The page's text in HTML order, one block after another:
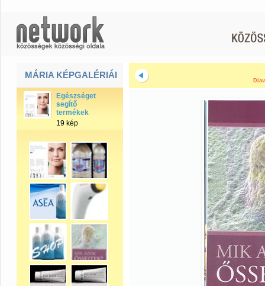
MÁRIA KÉPGALÉRIÁI
Egészséget
segítő
termékek
19 kép